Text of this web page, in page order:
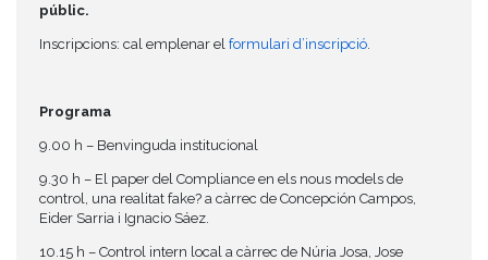
públic.
Inscripcions: cal emplenar el formulari d’inscripció.
Programa
9.00 h – Benvinguda institucional
9.30 h – El paper del Compliance en els nous models de
control, una realitat fake? a càrrec de Concepción Campos,
Eider Sarria i Ignacio Sáez.
10.15 h – Control intern local a càrrec de Núria Josa, Jose